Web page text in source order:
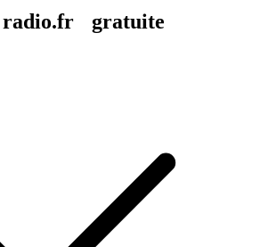
radio.fr gratuite